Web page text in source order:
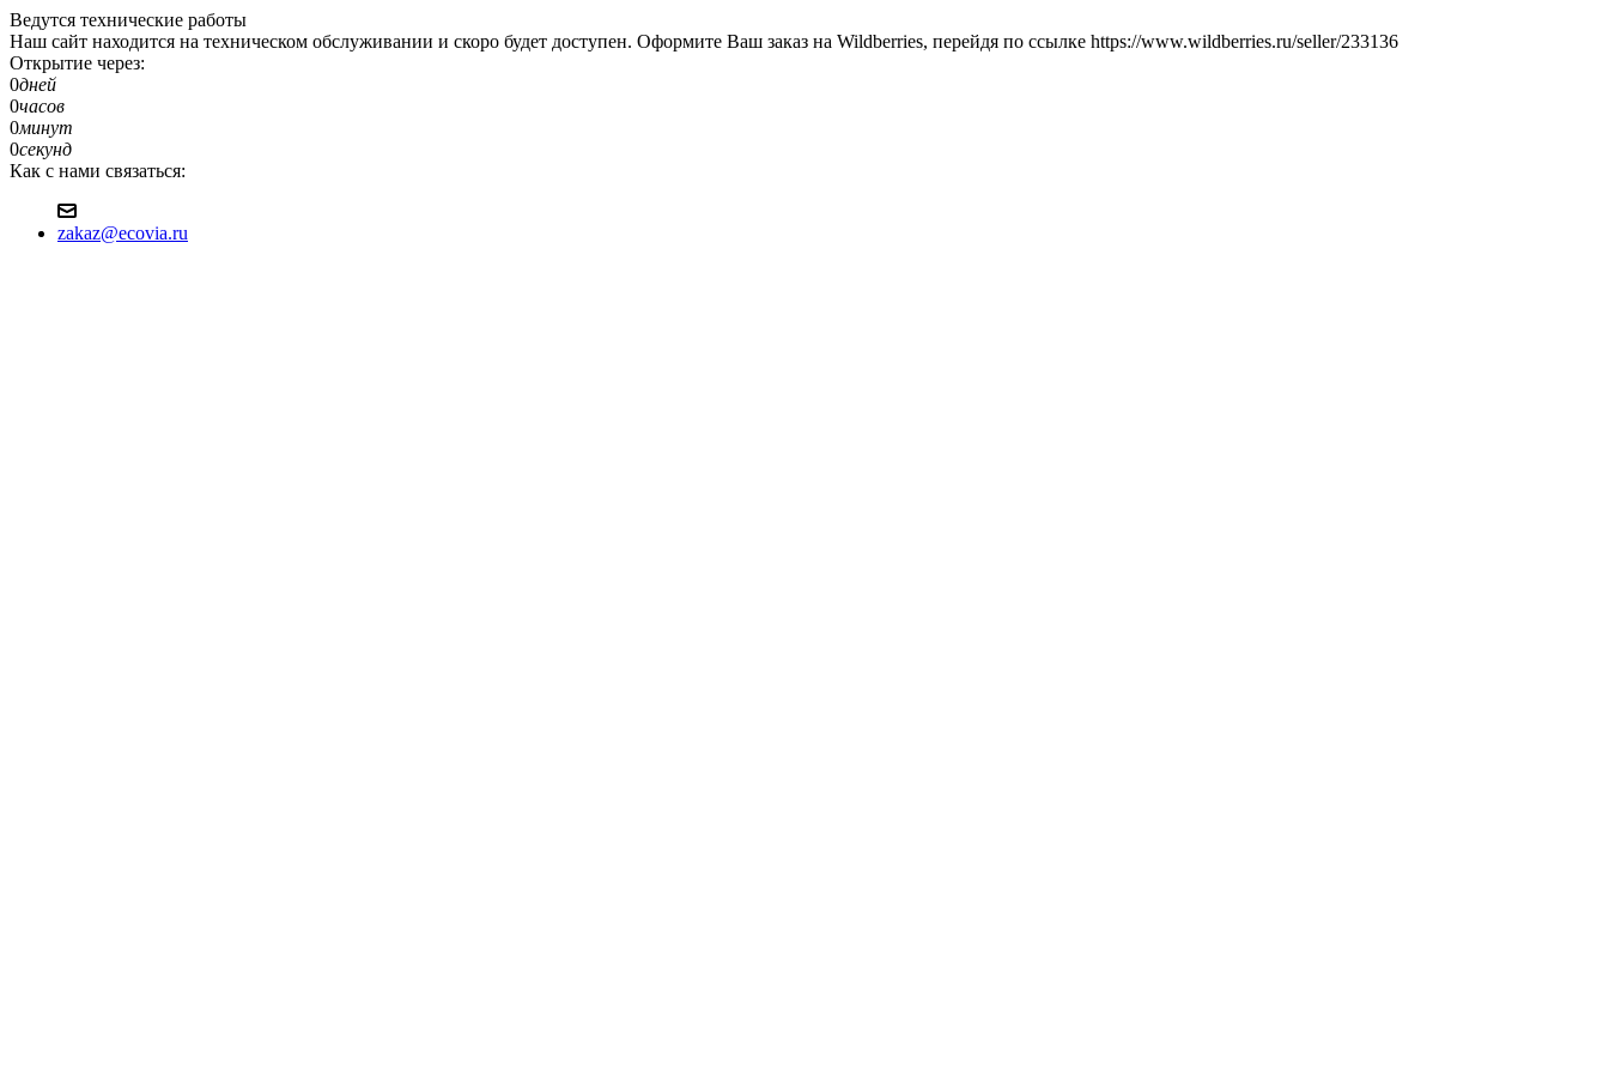
Ведутся технические работы
Наш сайт находится на техническом обслуживании и скоро будет доступен. Оформите Ваш заказ на Wildberries, перейдя по ссылке https://www.wildberries.ru/seller/233136
Открытие через:
0дней
0часов
0минут
0секунд
Как с нами связаться:
zakaz@ecovia.ru